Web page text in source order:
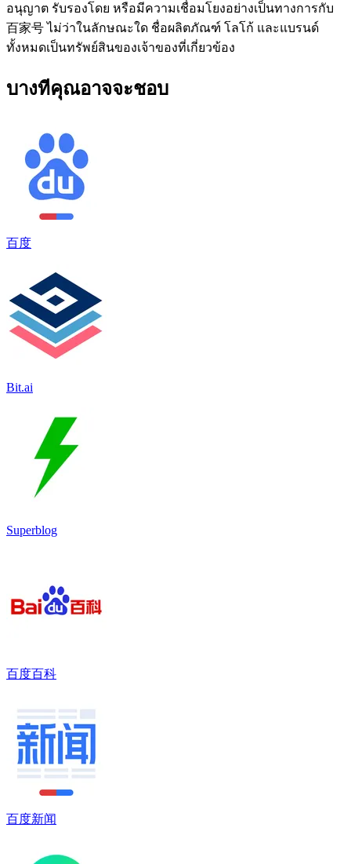
อนุญาต รับรองโดย หรือมีความเชื่อมโยงอย่างเป็นทางการกับ
百家号 ไม่ว่าในลักษณะใด ชื่อผลิตภัณฑ์ โลโก้ และแบรนด์
ทั้งหมดเป็นทรัพย์สินของเจ้าของที่เกี่ยวข้อง
บางทีคุณอาจจะชอบ
百度
Bit.ai
Superblog
百度百科
百度新闻